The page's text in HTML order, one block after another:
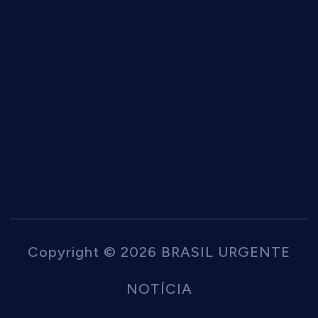
Copyright © 2026 BRASIL URGENTE
NOTÍCIA